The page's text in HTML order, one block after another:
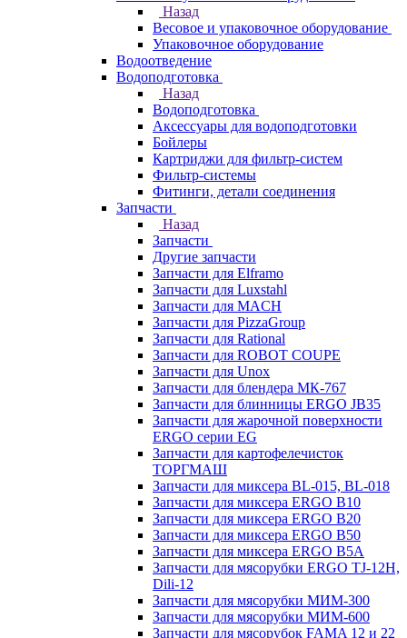
Назад
Весовое и упаковочное оборудование
Упаковочное оборудование
Водоотведение
Водоподготовка
Назад
Водоподготовка
Аксессуары для водоподготовки
Бойлеры
Картриджи для фильтр-систем
Фильтр-системы
Фитинги, детали соединения
Запчасти
Назад
Запчасти
Другие запчасти
Запчасти для Elframo
Запчасти для Luxstahl
Запчасти для MACH
Запчасти для PizzaGroup
Запчасти для Rational
Запчасти для ROBOT COUPE
Запчасти для Unox
Запчасти для блендера МК-767
Запчасти для блинницы ERGO JB35
Запчасти для жарочной поверхности
ERGO серии EG
Запчасти для картофелечисток
ТОРГМАШ
Запчасти для миксера BL-015, BL-018
Запчасти для миксера ERGO B10
Запчасти для миксера ERGO B20
Запчасти для миксера ERGO B50
Запчасти для миксера ERGO B5A
Запчасти для мясорубки ERGO TJ-12H,
Dili-12
Запчасти для мясорубки МИМ-300
Запчасти для мясорубки МИМ-600
Запчасти для мясорубок FAMA 12 и 22